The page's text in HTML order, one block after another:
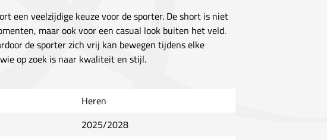
een veelzijdige keuze voor de sporter. De short is niet
maar ook voor een casual look buiten het veld.
de sporter zich vrij kan bewegen tijdens elke
op zoek is naar kwaliteit en stijl.
Heren
2025/2028